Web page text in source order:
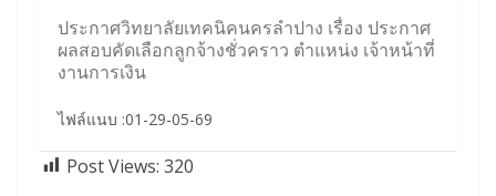
ประกาศวิทยาลัยเทคนิคนครลำปาง เรื่อง ประกาศ
ผลสอบคัดเลือกลูกจ้างชั่วคราว ตำแหน่ง เจ้าหน้าที่
งานการเงิน
ไฟล์แนบ :01-29-05-69
Post Views: 320